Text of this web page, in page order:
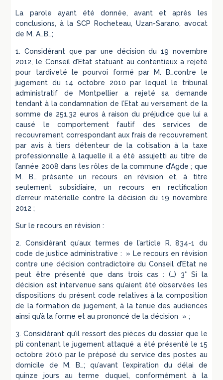
La parole ayant été donnée, avant et après les
conclusions, à la SCP Rocheteau, Uzan-Sarano, avocat
de M. A…B…;
1. Considérant que par une décision du 19 novembre
2012, le Conseil d’Etat statuant au contentieux a rejeté
pour tardiveté le pourvoi formé par M. B…contre le
jugement du 14 octobre 2010 par lequel le tribunal
administratif de Montpellier a rejeté sa demande
tendant à la condamnation de l’Etat au versement de la
somme de 251,32 euros à raison du préjudice que lui a
causé le comportement fautif des services de
recouvrement correspondant aux frais de recouvrement
par avis à tiers détenteur de la cotisation à la taxe
professionnelle à laquelle il a été assujetti au titre de
l’année 2008 dans les rôles de la commune d’Agde ; que
M. B… présente un recours en révision et, à titre
seulement subsidiaire, un recours en rectification
d’erreur matérielle contre la décision du 19 novembre
2012 ;
Sur le recours en révision :
2. Considérant qu’aux termes de l’article R. 834-1 du
code de justice administrative : » Le recours en révision
contre une décision contradictoire du Conseil d’Etat ne
peut être présenté que dans trois cas : (…) 3° Si la
décision est intervenue sans qu’aient été observées les
dispositions du présent code relatives à la composition
de la formation de jugement, à la tenue des audiences
ainsi qu’à la forme et au prononcé de la décision » ;
3. Considérant qu’il ressort des pièces du dossier que le
pli contenant le jugement attaqué a été présenté le 15
octobre 2010 par le préposé du service des postes au
domicile de M. B…; qu’avant l’expiration du délai de
quinze jours au terme duquel, conformément à la